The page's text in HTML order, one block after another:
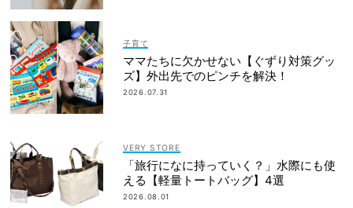
子育て
ママたちに欠かせない【ぐずり対策グッ
ズ】外出先でのピンチを解決！
2026.07.31
VERY STORE
「旅行になに持っていく？」水際にも使
える【軽量トートバッグ】4選
2026.08.01